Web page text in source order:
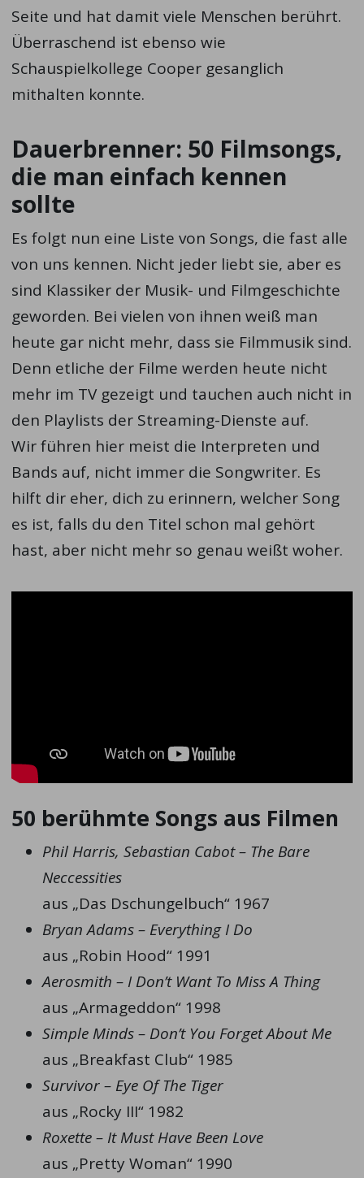
Seite und hat damit viele Menschen berührt.
Überraschend ist ebenso wie
Schauspielkollege Cooper gesanglich
mithalten konnte.
Dauerbrenner: 50 Filmsongs,
die man einfach kennen
sollte
Es folgt nun eine Liste von Songs, die fast alle
von uns kennen. Nicht jeder liebt sie, aber es
sind Klassiker der Musik- und Filmgeschichte
geworden. Bei vielen von ihnen weiß man
heute gar nicht mehr, dass sie Filmmusik sind.
Denn etliche der Filme werden heute nicht
mehr im TV gezeigt und tauchen auch nicht in
den Playlists der Streaming-Dienste auf.
Wir führen hier meist die Interpreten und
Bands auf, nicht immer die Songwriter. Es
hilft dir eher, dich zu erinnern, welcher Song
es ist, falls du den Titel schon mal gehört
hast, aber nicht mehr so genau weißt woher.
50 berühmte Songs aus Filmen
Phil Harris, Sebastian Cabot – The Bare
Neccessities
aus „Das Dschungelbuch“ 1967
Bryan Adams – Everything I Do
aus „Robin Hood“ 1991
Aerosmith – I Don’t Want To Miss A Thing
aus „Armageddon“ 1998
Simple Minds – Don’t You Forget About Me
aus „Breakfast Club“ 1985
Survivor – Eye Of The Tiger
aus „Rocky III“ 1982
Roxette – It Must Have Been Love
aus „Pretty Woman“ 1990